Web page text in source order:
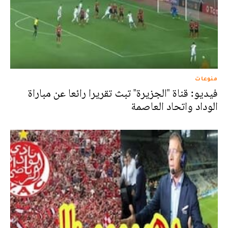
منوعات
فيديو: قناة "الجزيرة" تبث تقريرا رائعا عن مباراة
الوداد واتحاد العاصمة